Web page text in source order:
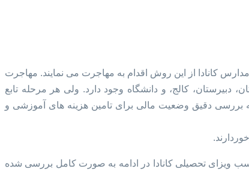
مدارس کانادا از این روش اقدام به مهاجرت می نمایند. مهاجرت
دبیرستان، کالج، و دانشگاه وجود دارد. ولی هر مرحله تابع
دقیق وضعیت مالی برای تامین هزینه های آموزشی و
کسب ویزای تحصیلی کانادا در ادامه به صورت کامل بررسی شده